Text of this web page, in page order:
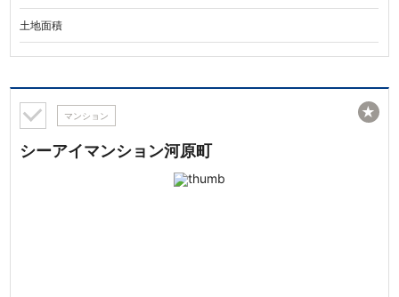
土地面積
マンション
シーアイマンション河原町
★